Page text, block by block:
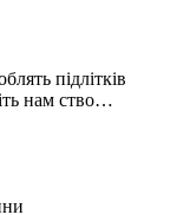
підлітків
нам ство…